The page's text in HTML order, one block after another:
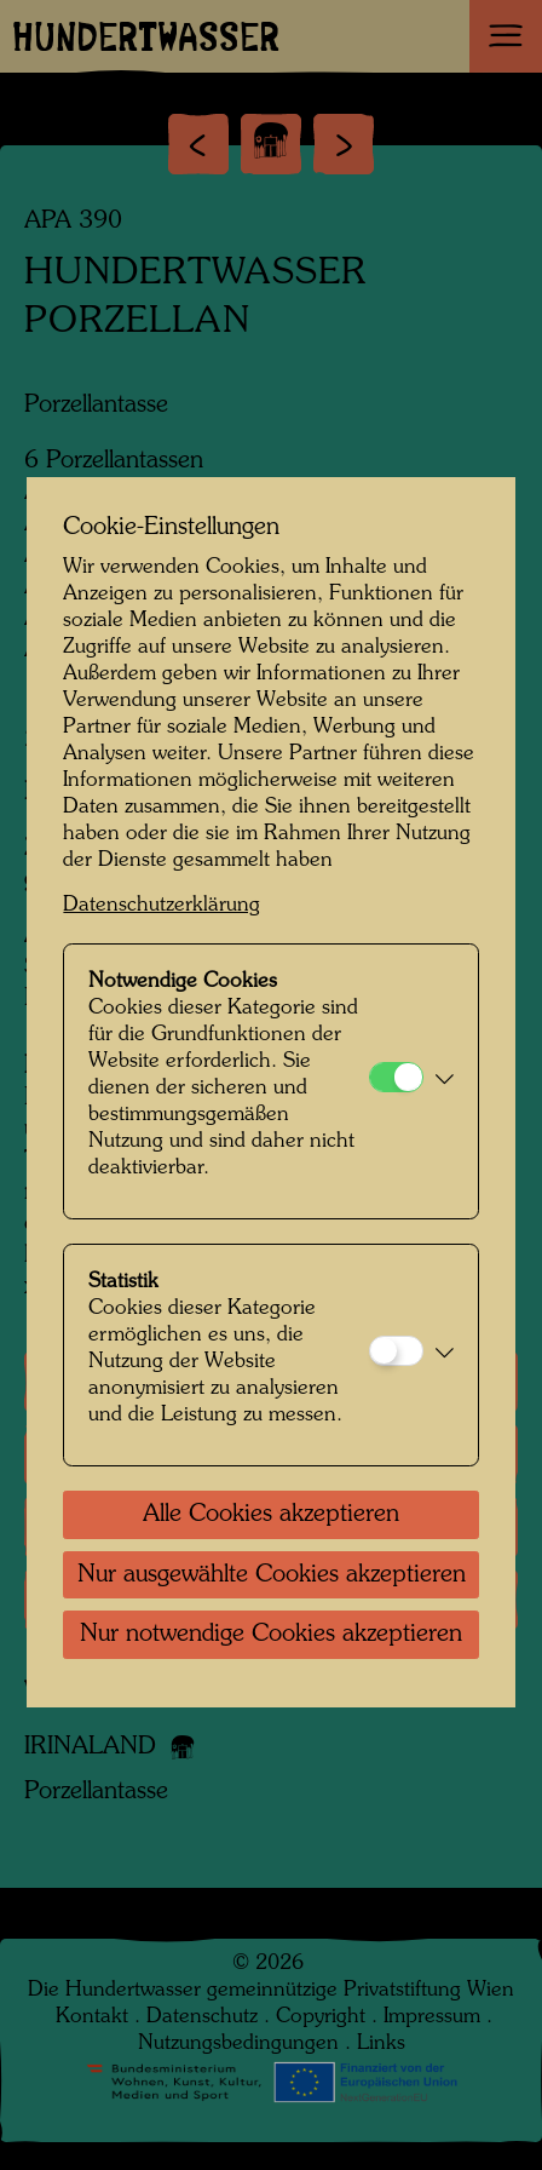
HUNDERTWASSER
APA 390
HUNDERTWASSER
PORZELLAN
Porzellantasse
6 Porzellantassen
APA 89 656 B L'Expulsion
APA 111 691 F Irinaland
APA 154 777 E Gesang der Wale
APA 177 808 D Das Ende der Wasser
APA 267 895 C Achtung Gras
APA 295 913 I KunstHausWien
2001
Herausgegeben von:ars mundi, Hanover
Zweimal in 16 Farben bei 1.200° Celsius
gebrannt.
Auflage:
Set von 6 Tassen in einer Auflage von 1.999
Exemplaren, nummeriert 1-1999/1999
Information:
Ergänzt wird die Edition durch Milchkännchen
und Zuckerdose.Die limitierte Auflage von 6
Tassen wurde begleited von einem Kunstdruck
nach dem Werk 936 Das 30 Tage Fax Bild,
einem Offsetdruck in 7 Farben auf 220g
handgeschöpftem Papier in der Größe von 16
x 18,5 cm.
Einzelausstellungen
Literatur: Monographien
Literatur: Ausstellungskataloge
Reproduktionen, Kunstdrucke
Verbundene Werke
IRINALAND
Porzellantasse
© 2026
Die Hundertwasser gemeinnützige Privatstiftung Wien
Kontakt . Datenschutz . Copyright . Impressum .
Nutzungsbedingungen . Links
Cookie-Einstellungen
Wir verwenden Cookies, um Inhalte und
Anzeigen zu personalisieren, Funktionen für
soziale Medien anbieten zu können und die
Zugriffe auf unsere Website zu analysieren.
Außerdem geben wir Informationen zu Ihrer
Verwendung unserer Website an unsere
Partner für soziale Medien, Werbung und
Analysen weiter. Unsere Partner führen diese
Informationen möglicherweise mit weiteren
Daten zusammen, die Sie ihnen bereitgestellt
haben oder die sie im Rahmen Ihrer Nutzung
der Dienste gesammelt haben
Datenschutzerklärung
Notwendige Cookies
Cookies dieser Kategorie sind
für die Grundfunktionen der
Website erforderlich. Sie
dienen der sicheren und
bestimmungsgemäßen
Nutzung und sind daher nicht
deaktivierbar.
Statistik
Cookies dieser Kategorie
ermöglichen es uns, die
Nutzung der Website
anonymisiert zu analysieren
und die Leistung zu messen.
Alle Cookies akzeptieren
Nur ausgewählte Cookies akzeptieren
Nur notwendige Cookies akzeptieren